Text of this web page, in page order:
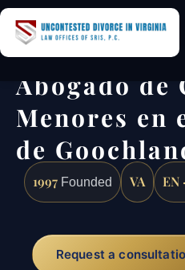
Abogado de
Menores en
de
1997 Founded VA EN
Request a